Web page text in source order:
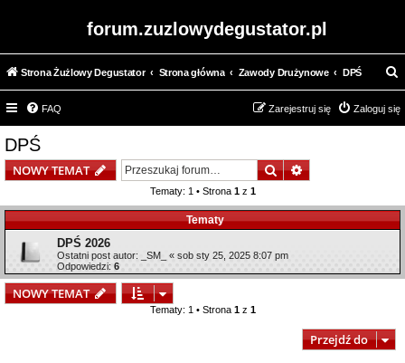
forum.zuzlowydegustator.pl
Strona Żużlowy Degustator Strona główna Zawody Drużynowe DPŚ
z
u
FAQ Zaloguj się
Zarejestruj się
DPŚ
NOWY TEMAT SzukajWyszukiwanie
Tematy: 1 • Strona 1z 1
Tematy
DPŚ 2026
Ostatni post autor: _SM_ « sob sty 25, 2025 8:07 pm
Odpowiedzi: 6
NOWY TEMAT
Tematy: 1 • Strona 1z 1
Przejdź do